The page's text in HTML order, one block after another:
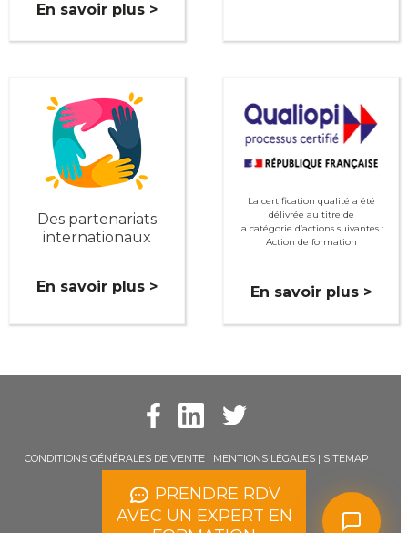
PRENDRE RDV
AVEC UN EXPERT EN
En savoir plus >
Des partenariats
internationaux
En savoir plus >
La certification qualité a été
délivrée au titre de
la catégorie d’actions suivantes :
Action de formation
En savoir plus >
CONDITIONS GÉNÉRALES DE VENTE | MENTIONS LÉGALES | SITEMAP
© LACT - 2011 à 2024